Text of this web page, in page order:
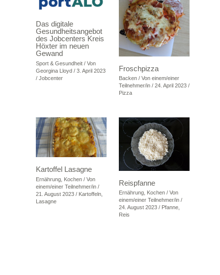
Das digitale
Gesundheitsangebot
des Jobcenters Kreis
Höxter im neuen
Gewand
Sport & Gesundheit/ Von
Georgina Lloyd / 3. April 2023
/ Jobcenter
Froschpizza
Backen/ Von einem/einer
Teilnehmer/in / 24. April 2023 /
Pizza
Kartoffel Lasagne
Ernährung, Kochen/ Von
einem/einer Teilnehmer/in /
21. August 2023 / Kartoffeln,
Lasagne
Reispfanne
Ernährung, Kochen/ Von
einem/einer Teilnehmer/in /
24. August 2023 / Pfanne,
Reis